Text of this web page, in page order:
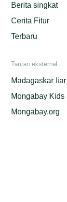
Berita singkat
Cerita Fitur
Terbaru
Tautan eksternal
Madagaskar liar
Mongabay Kids
Mongabay.org